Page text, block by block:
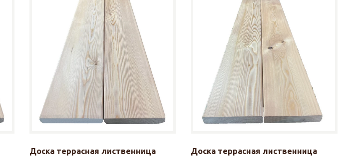
Доска террасная лиственница
Доска террасная лиственница